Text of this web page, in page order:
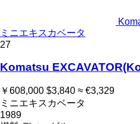
ミニエキスカベータ
27
Komatsu
￥608,000 $3,840 ≈ €3,329
ミニエキスカベータ
1989